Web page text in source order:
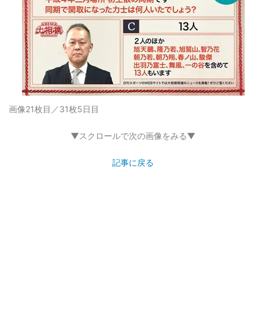
画像21枚目／31枚5日目
▼スクロールで次の画像をみる▼
記事に戻る